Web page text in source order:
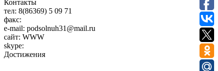
Контакты
тел: 8(86369) 5 09 71
факс:
e-mail: podsolnuh31@mail.ru
сайт: WWW
skype:
Достижения